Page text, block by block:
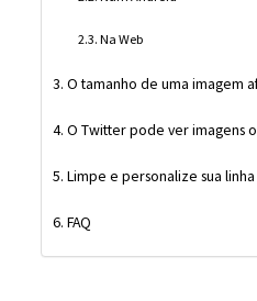
Na Web
O tamanho de uma imagem
O Twitter pode ver imagens
Limpe e personalize sua
FAQ